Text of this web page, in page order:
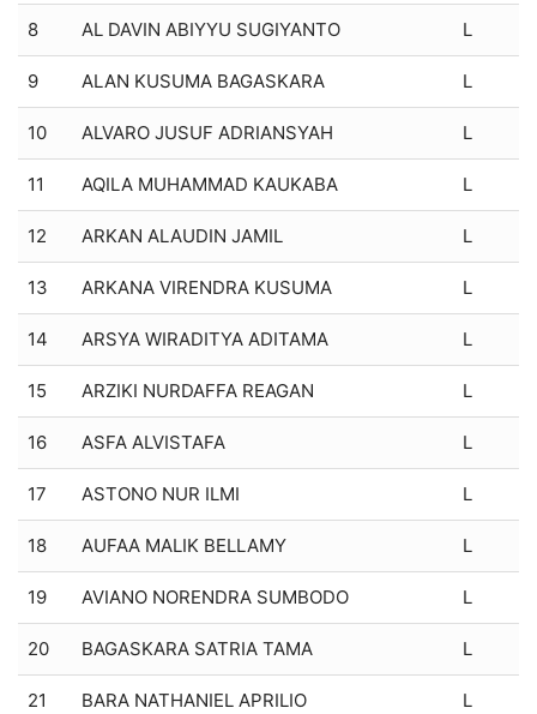
8 AL DAVIN ABIYYU SUGIYANTO L
9 ALAN KUSUMA BAGASKARA L
10 ALVARO JUSUF ADRIANSYAH L
11 AQILA MUHAMMAD KAUKABA L
12 ARKAN ALAUDIN JAMIL L
13 ARKANA VIRENDRA KUSUMA L
14 ARSYA WIRADITYA ADITAMA L
15 ARZIKI NURDAFFA REAGAN L
16 ASFA ALVISTAFA L
17 ASTONO NUR ILMI L
18 AUFAA MALIK BELLAMY L
19 AVIANO NORENDRA SUMBODO L
20 BAGASKARA SATRIA TAMA L
21 BARA NATHANIEL APRILIO L